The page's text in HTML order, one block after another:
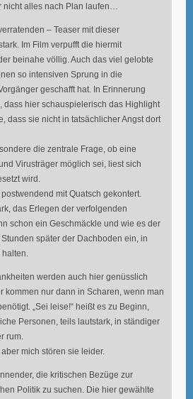
alles nach Plan laufen…
– Teaser mit dieser
Im Film verpufft die hiermit
beinahe völlig. Auch das viel gelobte
so intensiven Sprung in die
geschafft hat. In Erinnerung
dass hier schauspielerisch das Highlight
dass sie nicht in tatsächlicher Angst dort
die zentrale Frage, ob eine
Virusträger möglich sei, liest sich
wird.
mit Quatsch gekontert.
das Erlegen der verfolgenden
schon ein Geschmäckle und wie es der
später der Dachboden ein, in
werden auch hier genüsslich
kommen nur dann in Scharen, wenn man
„Sei leise!“ heißt es zu Beginn,
Personen, teils lautstark, in ständiger
rum.
mich stören sie leider.
die kritischen Bezüge zur
Politik zu suchen. Die hier gewählte